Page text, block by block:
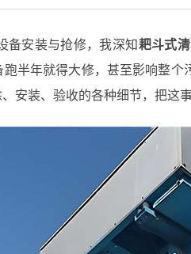
备安装与抢修，我深知耙斗式
半年就得大修，甚至影响整
安装、验收的各种细节，把这事